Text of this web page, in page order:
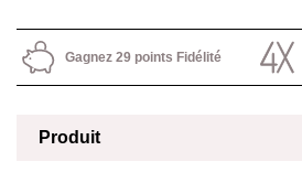
Gagnez 29 points Fidélité
Produit